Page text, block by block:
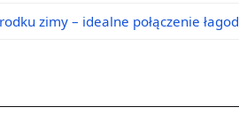
zimy – idealne połączenie